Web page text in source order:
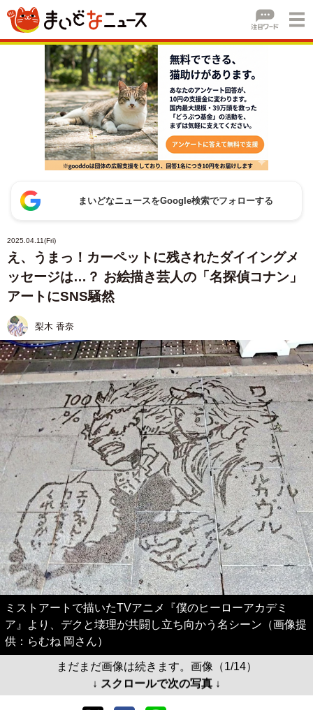
まいどなニュースをGoogle検索でフォローする
2025.04.11(Fri)
え、うまっ！カーペットに残されたダイイングメ
ッセージは…？ お絵描き芸人の「名探偵コナン」
アートにSNS騒然
梨木 香奈
ミストアートで描いたTVアニメ『僕のヒーローアカデミ
ア』より、デクと壊理が共闘し立ち向かう名シーン（画像提
供：らむね 岡さん）
まだまだ画像は続きます。画像（1/14）
↓ スクロールで次の写真 ↓